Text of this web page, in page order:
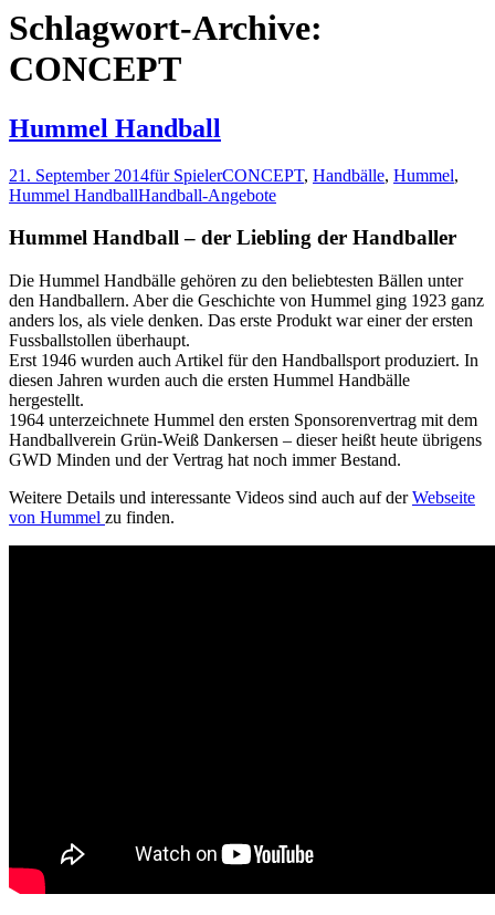
Schlagwort-Archive:
CONCEPT
Hummel Handball
21. September 2014für SpielerCONCEPT, Handbälle, Hummel,
Hummel HandballHandball-Angebote
Hummel Handball – der Liebling der Handballer
Die Hummel Handbälle gehören zu den beliebtesten Bällen unter
den Handballern. Aber die Geschichte von Hummel ging 1923 ganz
anders los, als viele denken. Das erste Produkt war einer der ersten
Fussballstollen überhaupt.
Erst 1946 wurden auch Artikel für den Handballsport produziert. In
diesen Jahren wurden auch die ersten Hummel Handbälle
hergestellt.
1964 unterzeichnete Hummel den ersten Sponsorenvertrag mit dem
Handballverein Grün-Weiß Dankersen – dieser heißt heute übrigens
GWD Minden und der Vertrag hat noch immer Bestand.
Weitere Details und interessante Videos sind auch auf derWebseite
von Hummel zu finden.